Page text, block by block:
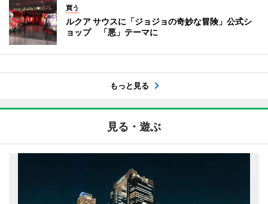
買う
ルクア サウスに「ジョジョの奇妙な冒険」公式シ
ョップ 「悪」テーマに
もっと見る
見る・遊ぶ